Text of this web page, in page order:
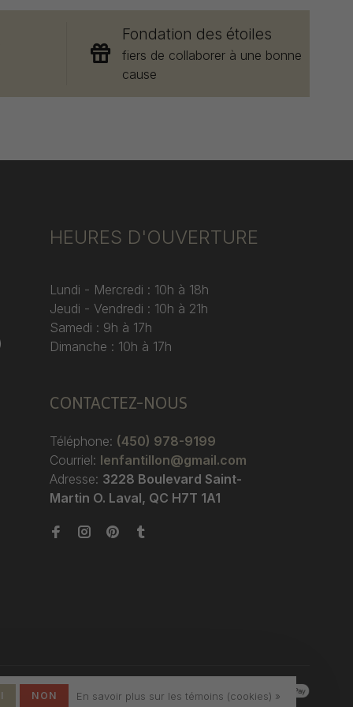
Fondation des étoiles
fiers de collaborer à une bonne
cause
HEURES D'OUVERTURE
Lundi - Mercredi : 10h à 18h
Jeudi - Vendredi : 10h à 21h
Samedi : 9h à 17h
Dimanche : 10h à 17h
CONTACTEZ-NOUS
Téléphone: (450) 978-9199
Courriel: lenfantillon@gmail.com
Adresse: 3228 Boulevard Saint-
Martin O. Laval, QC H7T 1A1
NON En savoir plus sur les témoins (cookies) »